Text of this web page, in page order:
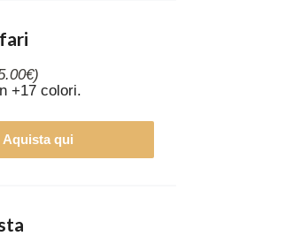
+17 colori.
Aquista qui